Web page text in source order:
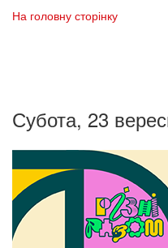
На головну сторінку
Субота, 23